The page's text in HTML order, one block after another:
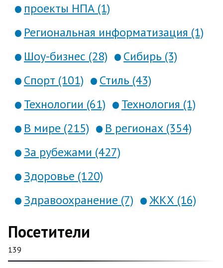
проекты НПА (1)
Региональная информатизация (1)
Шоу-бизнес (28)
Сибирь (3)
Спорт (101)
Стиль (43)
Технологии (61)
Технология (1)
В мире (215)
В регионах (354)
За рубежами (427)
Здоровье (120)
Здравоохранение (7)
ЖКХ (16)
Посетители
139